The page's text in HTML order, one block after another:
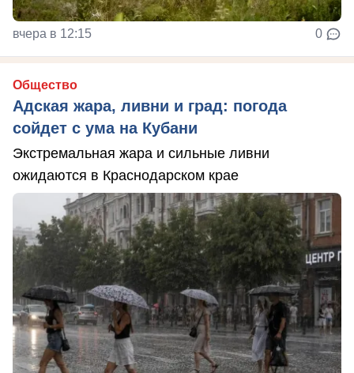
вчера в 12:15 0
Общество
Адская жара, ливни и град: погода
сойдет с ума на Кубани
Экстремальная жара и сильные ливни
ожидаются в Краснодарском крае